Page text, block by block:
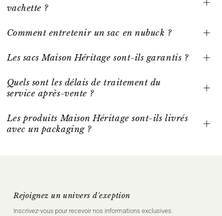
vachette ?
Comment entretenir un sac en nubuck ?
Les sacs Maison Héritage sont-ils garantis ?
Quels sont les délais de traitement du
service après-vente ?
Les produits Maison Héritage sont-ils livrés
avec un packaging ?
Rejoignez un univers d'exeption
Inscrivez‑vous pour recevoir nos informations exclusives.